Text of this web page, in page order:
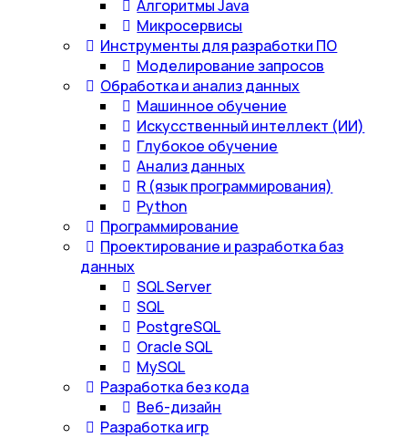
Алгоритмы Java
Микросервисы
Инструменты для разработки ПО
Моделирование запросов
Обработка и анализ данных
Машинное обучение
Искусственный интеллект (ИИ)
Глубокое обучение
Анализ данных
R (язык программирования)
Python
Программирование
Проектирование и разработка баз
данных
SQL Server
SQL
PostgreSQL
Oracle SQL
MySQL
Разработка без кода
Веб-дизайн
Разработка игр